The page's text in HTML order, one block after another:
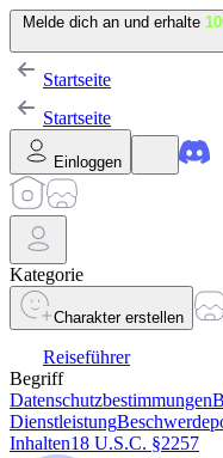
Melde dich an und erhalte
Startseite
Startseite
Einloggen
Kategorie
Charakter erstellen
Reiseführer
Begriff
Datenschutzbestimmungen
Dienstleistung
Inhalten18 U.S.C. §2257